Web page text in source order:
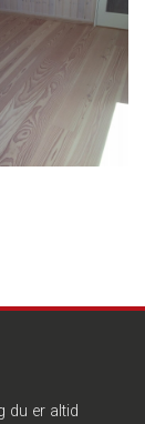
du er altid